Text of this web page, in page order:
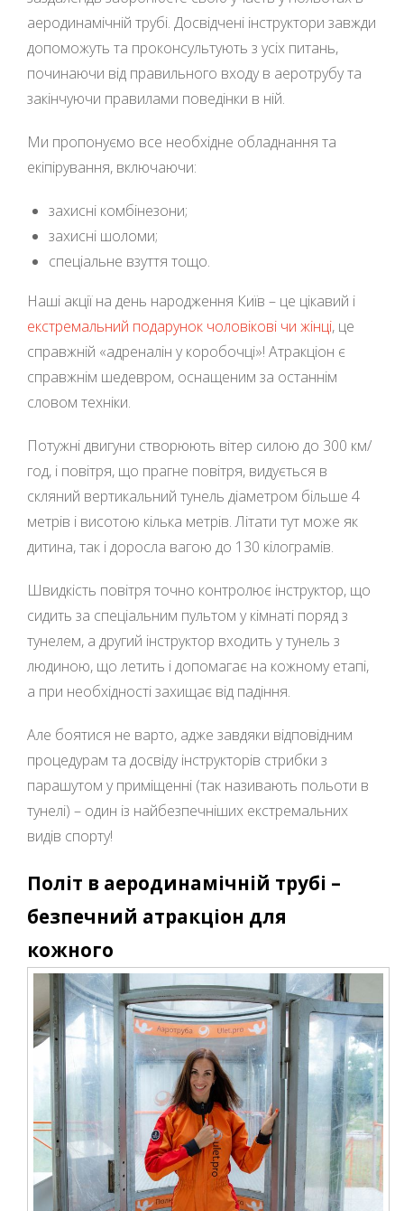
аеродинамічній трубі. Досвідчені інструктори завжди
допоможуть та проконсультують з усіх питань,
починаючи від правильного входу в аеротрубу та
закінчуючи правилами поведінки в ній.
Ми пропонуємо все необхідне обладнання та
екіпірування, включаючи:
захисні комбінезони;
захисні шоломи;
спеціальне взуття тощо.
Наші акції на день народження Київ – це цікавий і
екстремальний подарунок чоловікові чи жінці, це
справжній «адреналін у коробочці»! Атракціон є
справжнім шедевром, оснащеним за останнім
словом техніки.
Потужні двигуни створюють вітер силою до 300 км/
год, і повітря, що прагне повітря, видується в
скляний вертикальний тунель діаметром більше 4
метрів і висотою кілька метрів. Літати тут може як
дитина, так і доросла вагою до 130 кілограмів.
Швидкість повітря точно контролює інструктор, що
сидить за спеціальним пультом у кімнаті поряд з
тунелем, а другий інструктор входить у тунель з
людиною, що летить і допомагає на кожному етапі,
а при необхідності захищає від падіння.
Але боятися не варто, адже завдяки відповідним
процедурам та досвіду інструкторів стрибки з
парашутом у приміщенні (так називають польоти в
тунелі) – один із найбезпечніших екстремальних
видів спорту!
Політ в аеродинамічній трубі –
безпечний атракціон для
кожного